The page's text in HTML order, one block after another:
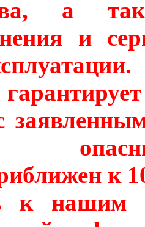
а
и
к
к нашим